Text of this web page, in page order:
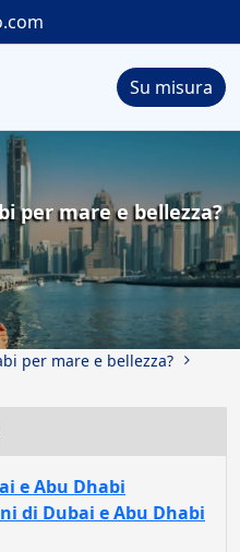
Su misura
per mare e bellezza?
per mare e bellezza?
e Abu Dhabi
di Dubai e Abu Dhabi